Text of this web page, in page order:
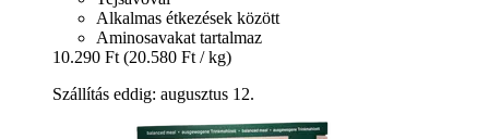
Alkalmas étkezések között
Aminosavakat tartalmaz
10.290 Ft (20.580 Ft / kg)
Szállítás eddig: augusztus 12.